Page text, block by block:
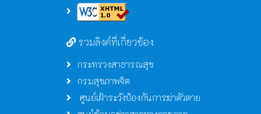
รวมลิงค์ที่เกี่ยวข้อง
กระทรวงสาธารณสุข
กรมสุขภาพจิต
ศูนย์เฝ้าระวังป้องกันการฆ่าตัวตาย